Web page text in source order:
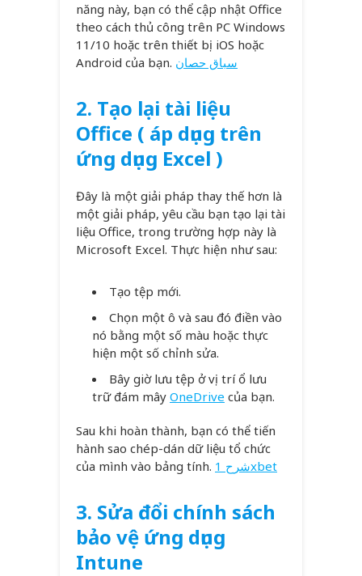
năng này, bạn có thể cập nhật Office
theo cách thủ công trên PC Windows
11/10 hoặc trên thiết bị iOS hoặc
Android của bạn. سباق حصان
2. Tạo lại tài liệu
Office ( áp dụng trên
ứng dụng Excel )
Đây là một giải pháp thay thế hơn là
một giải pháp, yêu cầu bạn tạo lại tài
liệu Office, trong trường hợp này là
Microsoft Excel. Thực hiện như sau:
Tạo tệp mới.
Chọn một ô và sau đó điền vào
nó bằng một số màu hoặc thực
hiện một số chỉnh sửa.
Bây giờ lưu tệp ở vị trí ổ lưu
trữ đám mây OneDrive của bạn.
Sau khi hoàn thành, bạn có thể tiến
hành sao chép-dán dữ liệu tổ chức
của mình vào bảng tính.
شرح 1xbet
3. Sửa đổi chính sách
bảo vệ ứng dụng
Intune